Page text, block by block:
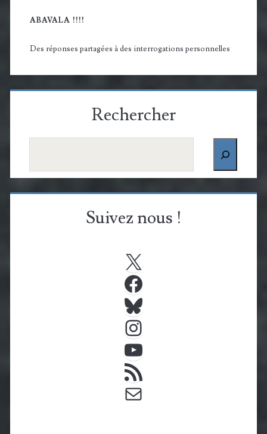
ABAVALA !!!!
Des réponses partagées à des interrogations personnelles
Rechercher
Suivez nous !